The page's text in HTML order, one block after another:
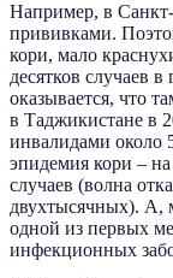
Например, в
прививками.
кори, мало
десятков случаев
оказывается, что
в Таджикистане в
инвалидами около
эпидемия кори –
случаев (волна
двухтысячных). А,
одной из первых
инфекционных